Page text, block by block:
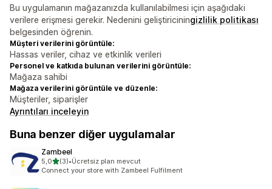
Bu uygulamanın mağazanızda kullanılabilmesi için aşağıdaki
verilere erişmesi gerekir. Nedenini geliştiriciningizlilik politikası
belgesinden öğrenin.
Müşteri verilerini görüntüle:
Hassas veriler, cihaz ve etkinlik verileri
Personel ve katkıda bulunan verilerini görüntüle:
Mağaza sahibi
Mağaza verilerini görüntüle ve düzenle:
Müşteriler, siparişler
Ayrıntıları inceleyin
Buna benzer diğer uygulamalar
Zambeel
5,05 yıldız üzerinden
(3)
toplam 3 değerlendirme
•Ücretsiz plan mevcut
Connect your store with Zambeel Fulfilment